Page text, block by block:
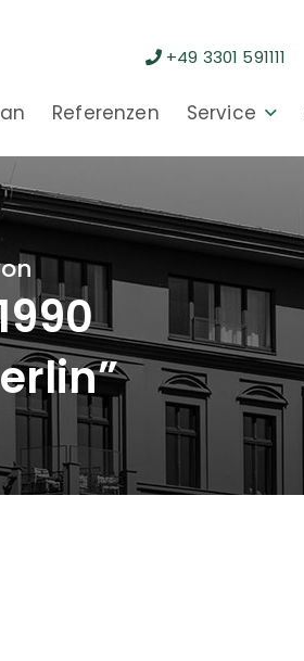
+49 3301 591111
Referenzen Service